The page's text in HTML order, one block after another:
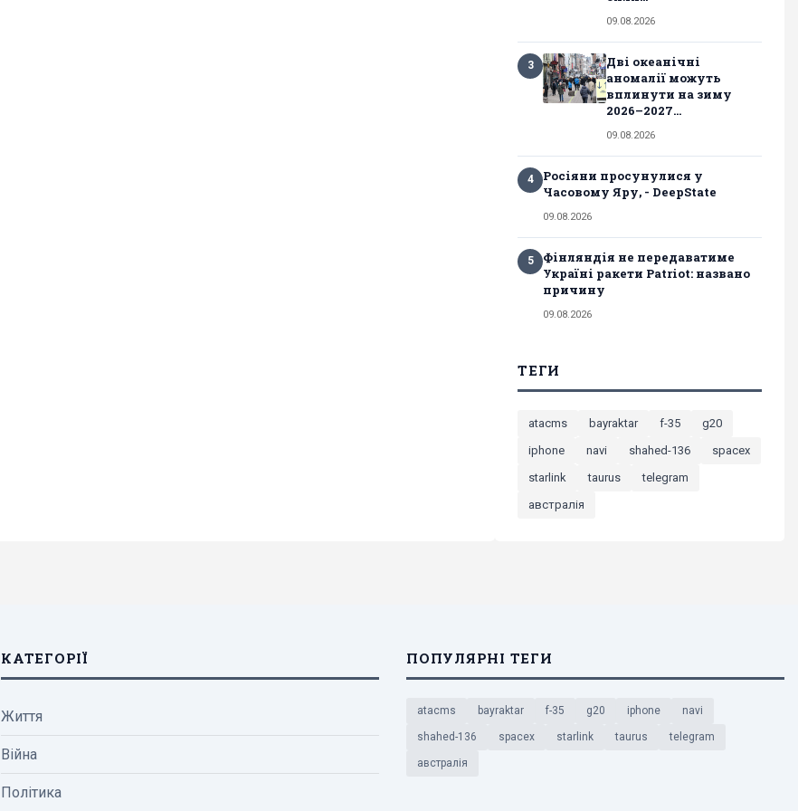
09.08.2026
3
Дві океанічні
аномалії можуть
вплинути на зиму
2026–2027...
09.08.2026
4
Росіяни просунулися у
Часовому Яру, - DeepState
09.08.2026
5
Фінляндія не передаватиме
Україні ракети Patriot: названо
причину
09.08.2026
ТЕГИ
atacms bayraktar f-35
g20
iphone
navi shahed-136
spacex
starlink
taurus
telegram
австралія
КАТЕГОРІЇ
Життя
Війна
Політика
ПОПУЛЯРНІ ТЕГИ
atacms bayraktar f-35 g20 iphone navi
shahed-136 spacex starlink taurus telegram
австралія